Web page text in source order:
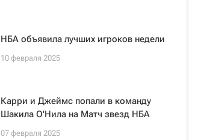
НБА объявила лучших игроков недели
10 февраля 2025
Карри и Джеймс попали в команду
Шакила О'Нила на Матч звезд НБА
07 февраля 2025